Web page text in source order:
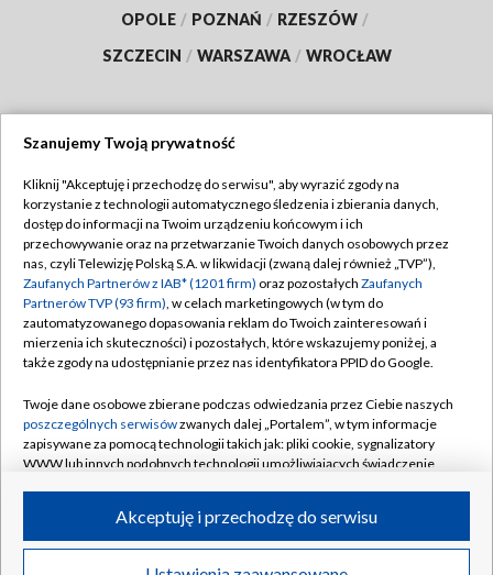
OPOLE / POZNAŃ / RZESZÓW /
SZCZECIN / WARSZAWA / WROCŁAW
TVP
Abonament TVP
Emisja w TVP
Centrum informacji TVP
Naziemna Telewizja Cyfrowa
Rada Programowa
System NOS
Informacje o nadawcy
Program dla prasy
Regulamin TVP
Polityka prywatności
Moje zgody
Pomoc
Kontakt
Kanały
©2026 Telewizja Polska S.A. w likwidacji
Szanujemy Twoją prywatność
Kliknij "Akceptuję i przechodzę do serwisu", aby wyrazić zgody na
korzystanie z technologii automatycznego śledzenia i zbierania danych,
dostęp do informacji na Twoim urządzeniu końcowym i ich
przechowywanie oraz na przetwarzanie Twoich danych osobowych przez
nas, czyli Telewizję Polską S.A. w likwidacji (zwaną dalej również „TVP”),
Zaufanych Partnerów z IAB* (1201 firm) oraz pozostałych Zaufanych
Partnerów TVP (93 firm), w celach marketingowych (w tym do
zautomatyzowanego dopasowania reklam do Twoich zainteresowań i
mierzenia ich skuteczności) i pozostałych, które wskazujemy poniżej, a
także zgody na udostępnianie przez nas identyfikatora PPID do Google.
Twoje dane osobowe zbierane podczas odwiedzania przez Ciebie naszych
poszczególnych serwisówzwanych dalej „Portalem”, w tym informacje
zapisywane za pomocą technologii takich jak: pliki cookie, sygnalizatory
WWW lub innych podobnych technologii umożliwiających świadczenie
ruchu w Internecie.
Twoje dane osobowe zbierane podczas odwiedzania przez Ciebie
Akceptuję i przechodzę do serwisu